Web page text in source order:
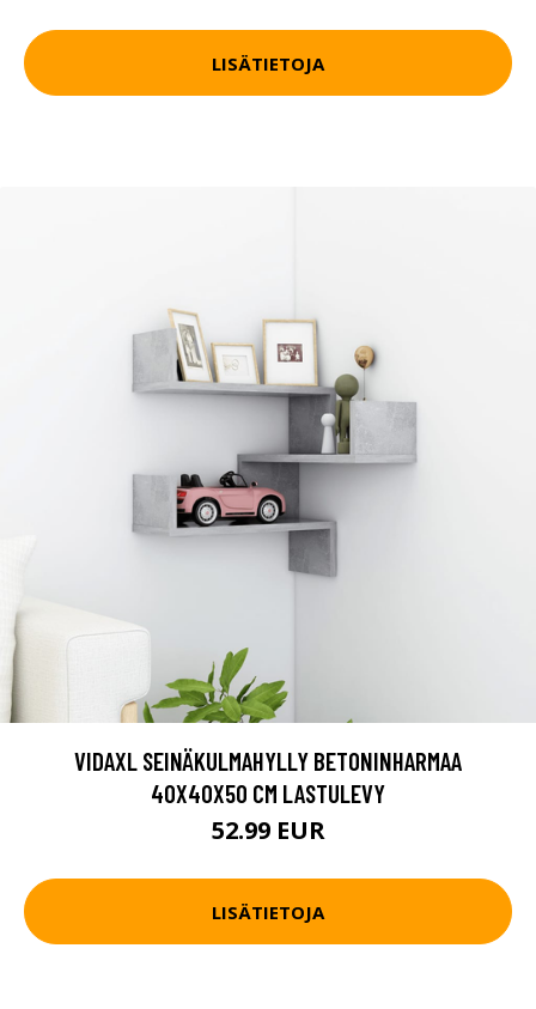
LISÄTIETOJA
VIDAXL SEINÄKULMAHYLLY BETONINHARMAA
40X40X50 CM LASTULEVY
52.99 EUR
LISÄTIETOJA